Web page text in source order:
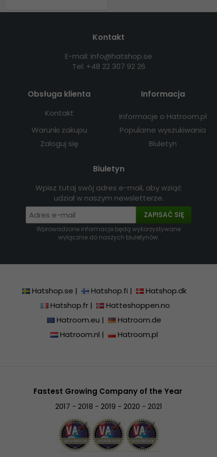
Kontakt
E-mail: info@hatshop.se
Tel: +48 22 307 92 26
Obsługa klienta
Kontakt
Warunki zakupu
Zaloguj się
Informacja
Informacje o Hatroom.pl
Popularne wyszukiwania
Biuletyn
Biuletyn
Wpisz tutaj swój adres e-mail, aby wziąć
udział w naszym newsletterze.
ZAPISAĆ SIĘ
Wprowadzone informacje będą wykorzystywane
wyłącznie do naszych biuletynów.
Hatshop.se | Hatshop.fi |
Hatshop.dk
Hatshop.fr|
Hatteshoppen.no
Hatroom.eu |
Hatroom.de
Hatroom.nl | Hatroom.pl
Fastest Growing Company of the Year
2017 - 2018 - 2019 - 2020 - 2021